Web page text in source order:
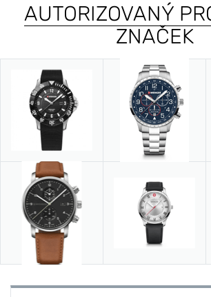
AUTORIZOVANÝ
ZNAČEK